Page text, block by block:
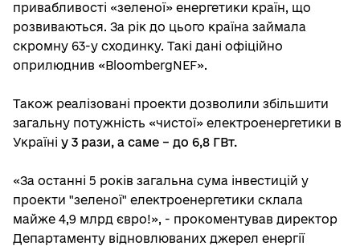
привабливості «зеленої» енергетики країн, що
розвиваються. За рік до цього країна займала
скромну 63-у сходинку. Такі дані офіційно
оприлюднив «BloombergNEF».
Також реалізовані проекти дозволили збільшити
загальну потужність «чистої» електроенергетики в
Україні у 3 рази, а саме – до 6,8 ГВт.
«За останні 5 років загальна сума інвестицій у
проекти "зеленої" електроенергетики склала
майже 4,9 млрд євро!», - прокоментував директор
Департаменту відновлюваних джерел енергії